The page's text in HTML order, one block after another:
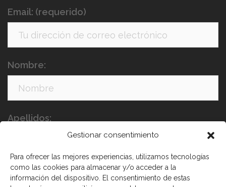
Gestionar consentimiento
Para ofrecer las mejores experiencias, utilizamos tecnologías
como las cookies para almacenar y/o acceder a la
información del dispositivo. El consentimiento de estas
Email: (requerido)
Nombre:
Apellidos: